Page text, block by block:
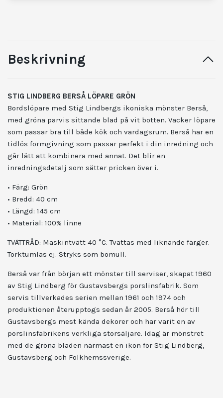
Beskrivning
STIG LINDBERG BERSÅ LÖPARE GRÖN
Bordslöpare med Stig Lindbergs ikoniska mönster Berså,
med gröna parvis sittande blad på vit botten. Vacker löpare
som passar bra till både kök och vardagsrum. Berså har en
tidlös formgivning som passar perfekt i din inredning och
går lätt att kombinera med annat. Det blir en
inredningsdetalj som sätter pricken över i.
• Färg: Grön
• Bredd: 40 cm
• Längd: 145 cm
• Material: 100% linne
TVÄTTRÅD: Maskintvätt 40 °C.Tvättas med liknande färger.
Torktumlas ej. Stryks som bomull.
Berså var från början ett mönster till serviser, skapat 1960
av Stig Lindberg för Gustavsbergs porslinsfabrik. Som
servis tillverkades serien mellan 1961 och 1974 och
produktionen återupptogs sedan år 2005. Berså hör till
Gustavsbergs mest kända dekorer och har varit en av
porslinsfabrikens verkliga storsäljare. Idag är mönstret
med de gröna bladen närmast en ikon för Stig Lindberg,
Gustavsberg och Folkhemssverige.